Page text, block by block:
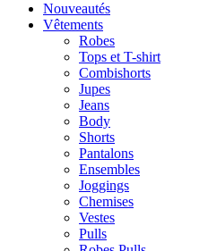
Nouveautés
Vêtements
Robes
Tops et T-shirt
Combishorts
Jupes
Jeans
Body
Shorts
Pantalons
Ensembles
Joggings
Chemises
Vestes
Pulls